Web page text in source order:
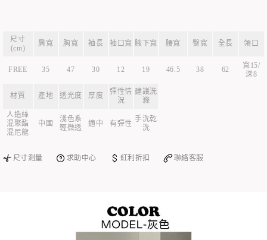
尺寸
(cm)
肩寬 胸寬 袖長 袖口寬 腋下寬 腰寬 臀寬 全長 領口
FREE 35 47 30 12 19 46.5 38 62
寬15/
深8
材質 產地 透光度 厚度
彈性情
況
建議洗
滌
人造絲
混聚酯
混尼龍
中國
淺色系
輕微透
適中 有彈性
手洗乾
洗
尺寸測量 求助中心 紅利折扣 聯絡客服